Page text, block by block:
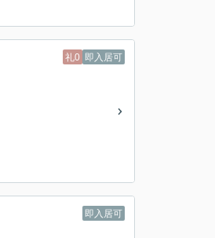
礼0 即入居可
即入居可